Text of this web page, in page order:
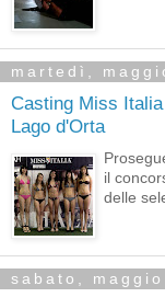
martedì,
Casting Miss
Lago d'Orta
il
delle
sabato,